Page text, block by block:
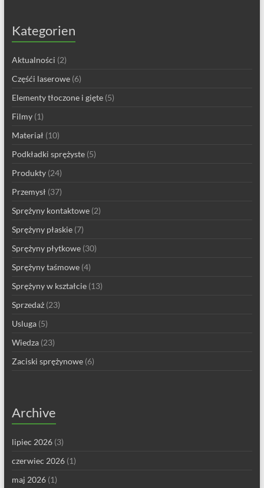
Kategorien
Aktualności (2)
Częśći laserowe(6)
Elementy tłoczone i gięte(5)
Filmy(1)
Materiał (10)
Podkładki sprężyste(5)
Produkty(24)
Przemysł (37)
Sprężyny kontaktowe(2)
Sprężyny płaskie(7)
Sprężyny płytkowe(30)
Sprężyny taśmowe(4)
Sprężyny w kształcie(13)
Sprzedaż(23)
Usluga(5)
Wiedza(23)
Zaciski sprężynowe(6)
Archive
lipiec 2026(3)
czerwiec 2026(1)
maj 2026(1)